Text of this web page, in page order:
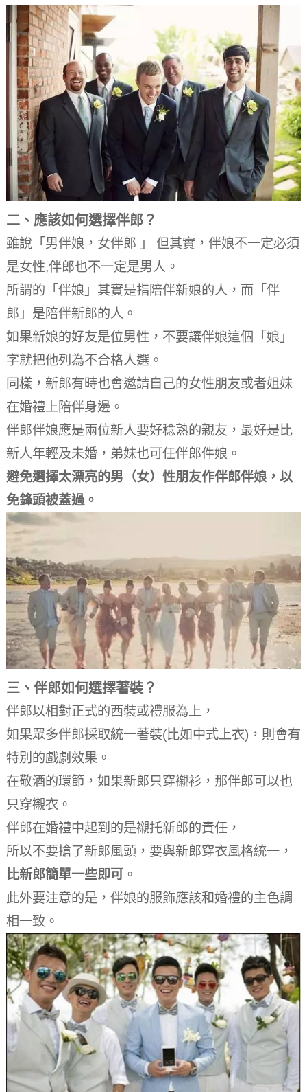
二、應該如何選擇伴郎？
雖說「男伴娘，女伴郎 」 但其實，伴娘不一定必須
是女性,伴郎也不一定是男人。
所謂的「伴娘」其實是指陪伴新娘的人，而「伴
郎」是陪伴新郎的人。
如果新娘的好友是位男性，不要讓伴娘這個「娘」
字就把他列為不合格人選。
同樣，新郎有時也會邀請自己的女性朋友或者姐妹
在婚禮上陪伴身邊。
伴郎伴娘應是兩位新人要好稔熟的親友，最好是比
新人年輕及未婚，弟妹也可任伴郎件娘。
避免選擇太漂亮的男（女）性朋友作伴郎伴娘，以
免鋒頭被蓋過。
三、伴郎如何選擇著裝？
伴郎以相對正式的西裝或禮服為上，
如果眾多伴郎採取統一著裝(比如中式上衣)，則會有
特別的戲劇效果。
在敬酒的環節，如果新郎只穿襯衫，那伴郎可以也
只穿襯衣。
伴郎在婚禮中起到的是襯托新郎的責任，
所以不要搶了新郎風頭，要與新郎穿衣風格統一，
比新郎簡單一些即可
。
此外要注意的是，伴娘的服飾應該和婚禮的主色調
相一致。